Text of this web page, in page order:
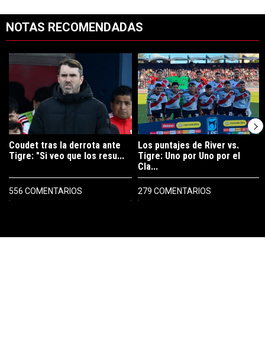
NOTAS RECOMENDADAS
Un artículo de tendencia con el título "Coudet tras la derrota ante
Coudet tras la derrota ante
Tigre: "Si veo que los resu...
556 COMENTARIOS
Un artículo de tendencia con el
Los puntajes de River vs.
Tigre: Uno por Uno por el
Cla...
279 COMENTARIOS